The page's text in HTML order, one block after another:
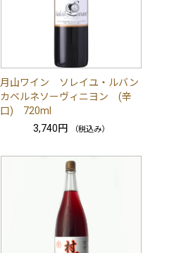
月山ワイン ソレイユ・ルバン
カベルネソーヴィニヨン (辛
口) 720ml
3,740円
（税込み）